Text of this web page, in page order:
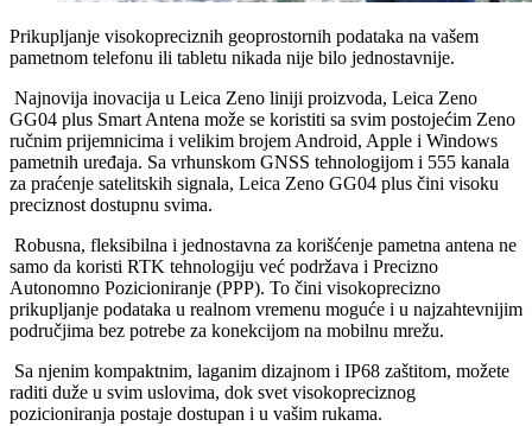
Prikupljanje visokopreciznih geoprostornih podataka na vašem
pametnom telefonu ili tabletu nikada nije bilo jednostavnije.
Najnovija inovacija u Leica Zeno liniji proizvoda, Leica Zeno
GG04 plus Smart Antena može se koristiti sa svim postojećim Zeno
ručnim prijemnicima i velikim brojem Android, Apple i Windows
pametnih uređaja. Sa vrhunskom GNSS tehnologijom i 555 kanala
za praćenje satelitskih signala, Leica Zeno GG04 plus čini visoku
preciznost dostupnu svima.
Robusna, fleksibilna i jednostavna za korišćenje pametna antena ne
samo da koristi RTK tehnologiju već podržava i Precizno
Autonomno Pozicioniranje (PPP). To čini visokoprecizno
prikupljanje podataka u realnom vremenu moguće i u najzahtevnijim
područjima bez potrebe za konekcijom na mobilnu mrežu.
Sa njenim kompaktnim, laganim dizajnom i IP68 zaštitom, možete
raditi duže u svim uslovima, dok svet visokopreciznog
pozicioniranja postaje dostupan i u vašim rukama.